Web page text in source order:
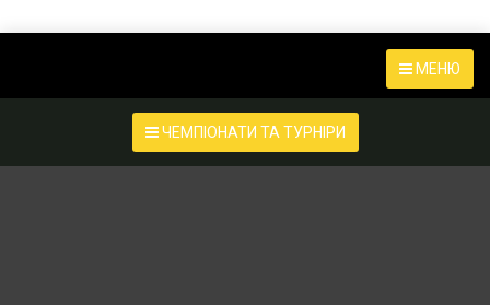
МЕНЮ
ЧЕМПІОНАТИ ТА ТУРНІРИ